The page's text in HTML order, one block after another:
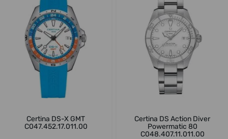
Certina DS-X GMT
C047.452.17.011.00
Certina DS Action Diver
Powermatic 80
C048.407.11.011.00